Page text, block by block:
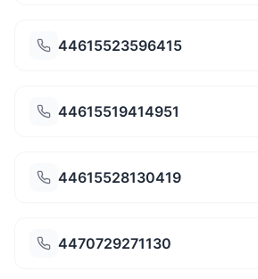
44615523596415
44615519414951
44615528130419
4470729271130